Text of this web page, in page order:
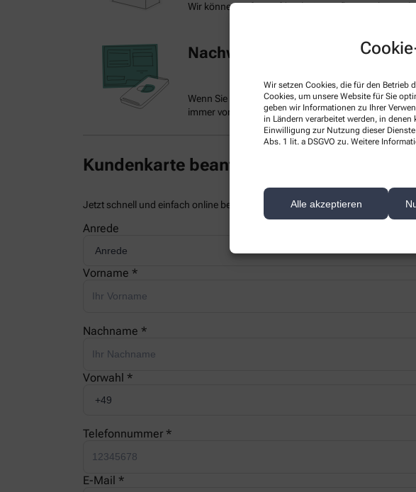
Wir setzen Cookies, die für den Betrieb
Cookies, um unsere Website für Sie
geben wir Informationen zu Ihrer
in Ländern verarbeitet werden, in
Einwilligung zur Nutzung dieser
Abs. 1 lit. a DSGVO zu. Weitere
Alle akzeptieren
Wir können auf Knopfdruck eine Auflistung Ihrer
Nachweis Ihrer Befreiung
Wenn Sie einen Ausweis über die Befreiung der
immer vorzeigen.
Kundenkarte beantragen
Jetzt schnell und einfach online beantragen und beim nächsten Besuch bei
Anrede
Vorname *
Nachname *
Vorwahl *
Telefonnummer *
E-Mail *